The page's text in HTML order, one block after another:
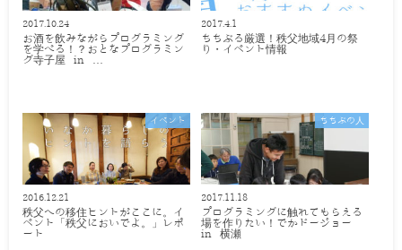
2017.10.24
お酒を飲みながらプログラミング
を学べる！？おとなプログラミン
グ寺子屋 in …
2017.4.1
ちちぶる厳選！秩父地域4月の祭
り・イベント情報
イベント
2016.12.21
秩父への移住ヒントがここに。イ
ベント「秩父においでよ。」レポ
ート
ちちぶの人
2017.11.18
プログラミングに触れてもらえる
場を作りたい！でかドージョー
in 横瀬